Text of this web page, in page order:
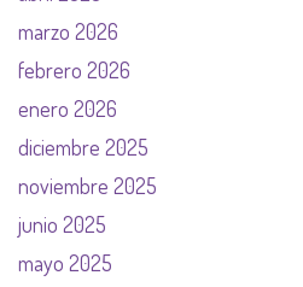
marzo 2026
febrero 2026
enero 2026
diciembre 2025
noviembre 2025
junio 2025
mayo 2025